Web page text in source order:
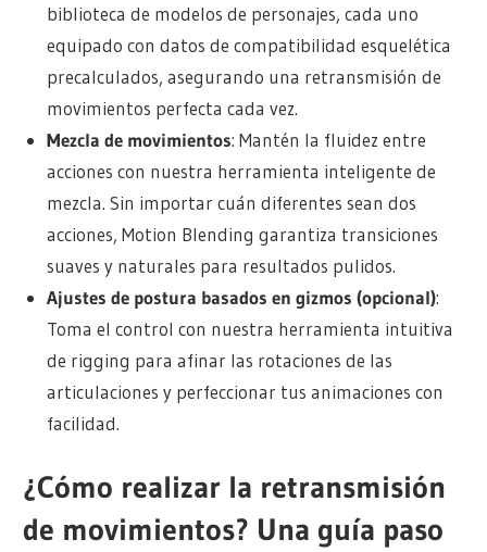
biblioteca de modelos de personajes, cada uno
equipado con datos de compatibilidad esquelética
precalculados, asegurando una retransmisión de
movimientos perfecta cada vez.
Mezcla de movimientos: Mantén la fluidez entre
acciones con nuestra herramienta inteligente de
mezcla. Sin importar cuán diferentes sean dos
acciones, Motion Blending garantiza transiciones
suaves y naturales para resultados pulidos.
Ajustes de postura basados en gizmos (opcional):
Toma el control con nuestra herramienta intuitiva
de rigging para afinar las rotaciones de las
articulaciones y perfeccionar tus animaciones con
facilidad.
¿Cómo realizar la retransmisión
de movimientos? Una guía paso